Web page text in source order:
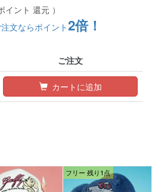
イント 還元 ）
文ならポイント2倍！
ご注文
カートに追加
フリー 残り1点